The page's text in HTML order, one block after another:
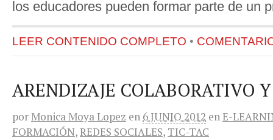
los educadores pueden formar parte de un
LEER CONTENIDO COMPLETO •
ARENDIZAJE COLABORATIVO
por Monica Moya Lopez en 6 JUNIO 2012 enE-
FORMACIÓN,REDES SOCIALES, TIC-TAC